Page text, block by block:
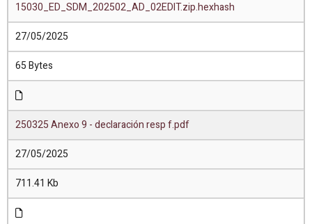
15030_ED_SDM_202502_AD_02EDIT.zip.hexhash
27/05/2025
65 Bytes
250325 Anexo 9 - declaración resp f.pdf
27/05/2025
711.41 Kb